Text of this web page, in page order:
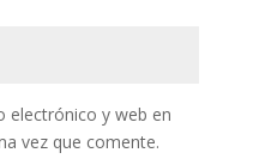
electrónico y web en
vez que comente.